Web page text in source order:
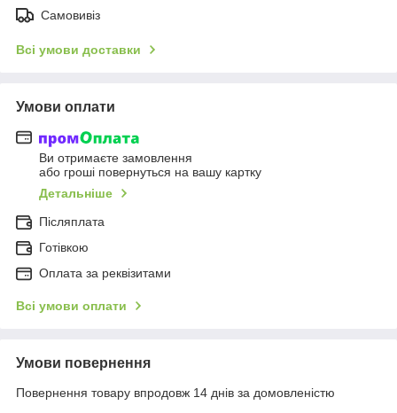
Самовивіз
Всі умови доставки
Умови оплати
Ви отримаєте замовлення
або гроші повернуться на вашу картку
Детальніше
Післяплата
Готівкою
Оплата за реквізитами
Всі умови оплати
Умови повернення
Повернення товару впродовж 14 днів за домовленістю